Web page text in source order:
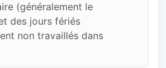
(généralement le
des jours fériés
non travaillés dans